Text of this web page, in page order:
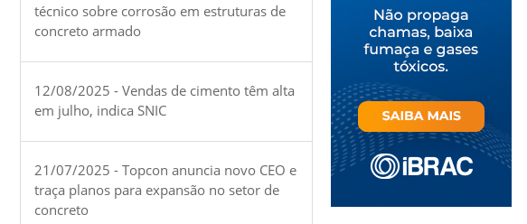
técnico sobre corrosão em estruturas de
concreto armado
12/08/2025 - Vendas de cimento têm alta
em julho, indica SNIC
21/07/2025 - Topcon anuncia novo CEO e
traça planos para expansão no setor de
concreto